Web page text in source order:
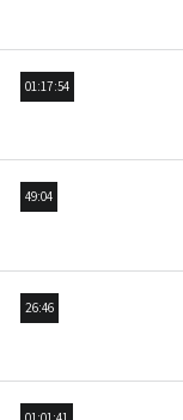
01:17:54
49:04
26:46